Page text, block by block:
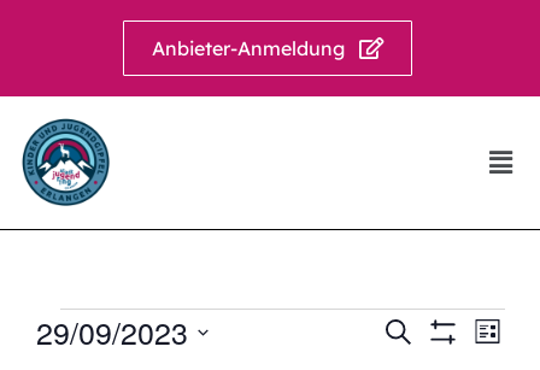
Anbieter-Anmeldung
Suche Liste
29/09/2023